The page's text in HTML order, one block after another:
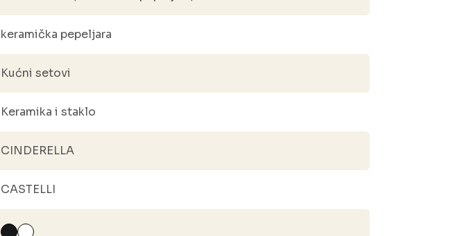
keramička pepeljara
Kućni setovi
Keramika i staklo
CINDERELLA
CASTELLI